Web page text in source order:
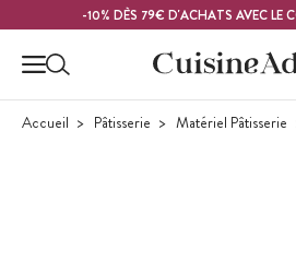
Contenu principal-10% DÈS 79€ D'ACHATS AVEC LE
Accueil Pâtisserie Matériel Pâtisserie